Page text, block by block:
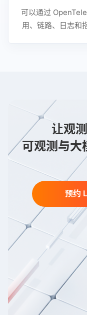
可以通过
用、链路、日志和
让观
可观测与大
预约